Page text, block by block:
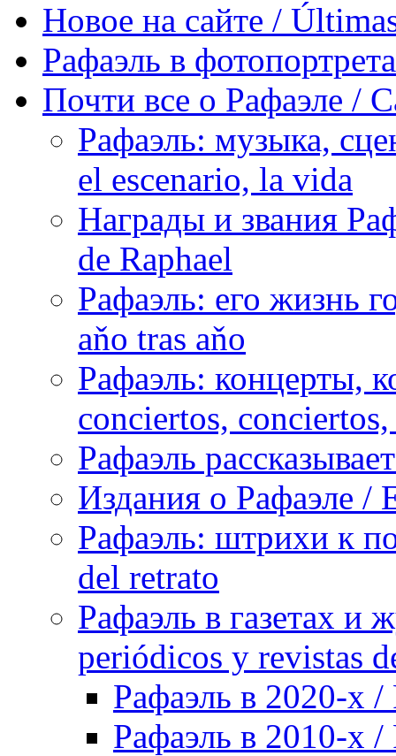
Новое на сайте /
Рафаэль в
Почти все о Рафаэле /
Рафаэль: музыка,
el escenario, la vida
Награды и звания
de Raphael
Рафаэль: его жизнь
aňo tras aňo
Рафаэль: концерты,
conciertos,
Рафаэль
Издания о Рафаэле /
Рафаэль: штрихи к
del retrato
Рафаэль в газетах и
periódicos y revistas
Рафаэль в 2020-х /
Рафаэль в 2010-х /